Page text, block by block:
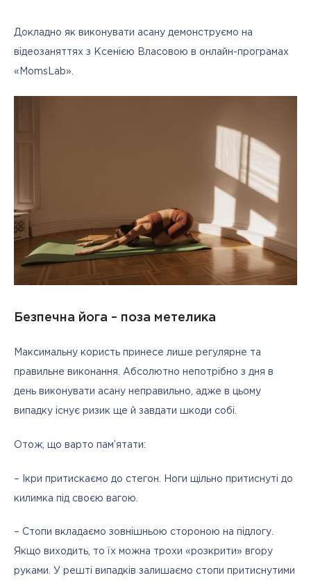
Докладно як виконувати асану демонструємо на
відеозаняттях з Ксенією Власовою в онлайн-програмах
«MomsLab».
Безпечна йога – поза метелика
Максимальну користь принесе лише регулярне та
правильне виконання. Абсолютно непотрібно з дня в
день виконувати асану неправильно, адже в цьому
випадку існує ризик ще й завдати шкоди собі.
Отож, що варто пам’ятати:
– Ікри притискаємо до стегон. Ноги щільно притиснуті до
килимка під своєю вагою.
– Стопи вкладаємо зовнішньою стороною на підлогу.
Якщо виходить, то їх можна трохи «розкрити» вгору
руками. У решті випадків залишаємо стопи притиснутими